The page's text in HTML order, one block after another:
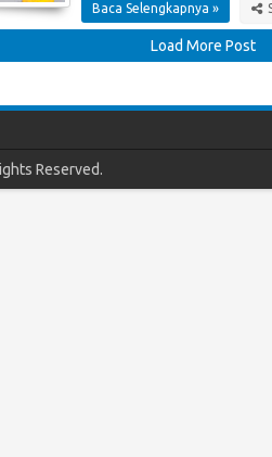
Baca Selengkapnya »
Load More Post
Reserved.